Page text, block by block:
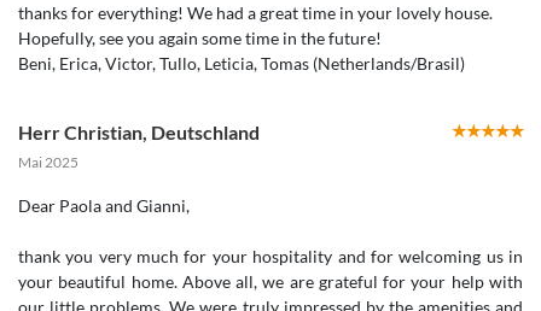
thanks for everything! We had a great time in your lovely house.
Hopefully, see you again some time in the future!
Beni, Erica, Victor, Tullo, Leticia, Tomas (Netherlands/Brasil)
Herr Christian Deutschland
Mai 2025
Dear Paola and Gianni,
thank you very much for your hospitality and for welcoming us in
your beautiful home. Above all, we are grateful for your help with
our little problems. We were truly impressed by the amenities and